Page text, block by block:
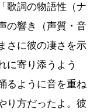
歌詞の物語性（ナ
の響き（声質・音
さに彼の凄さを示
に寄り添うよう
るように音を重ね
り方だったよ。彼